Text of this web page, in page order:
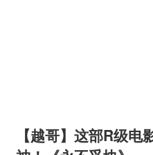
【越哥】这部R级